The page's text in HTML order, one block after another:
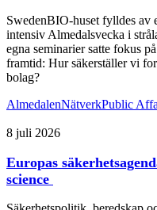
SwedenBIO-huset fylldes av
intensiv Almedalsvecka i
egna seminarier satte fokus
framtid: Hur säkerställer vi
bolag?
AlmedalenNätverkPublic
8 juli 2026
Europas
science